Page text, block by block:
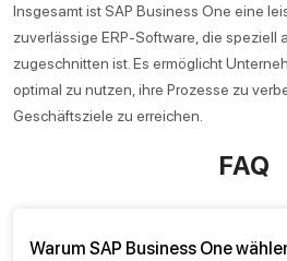
Insgesamt ist SAP Business One eine
zuverlässige ERP-Software, die speziell
zugeschnitten ist. Es ermöglicht
optimal zu nutzen, ihre Prozesse zu
Geschäftsziele zu erreichen.
FAQ
Warum SAP Business One